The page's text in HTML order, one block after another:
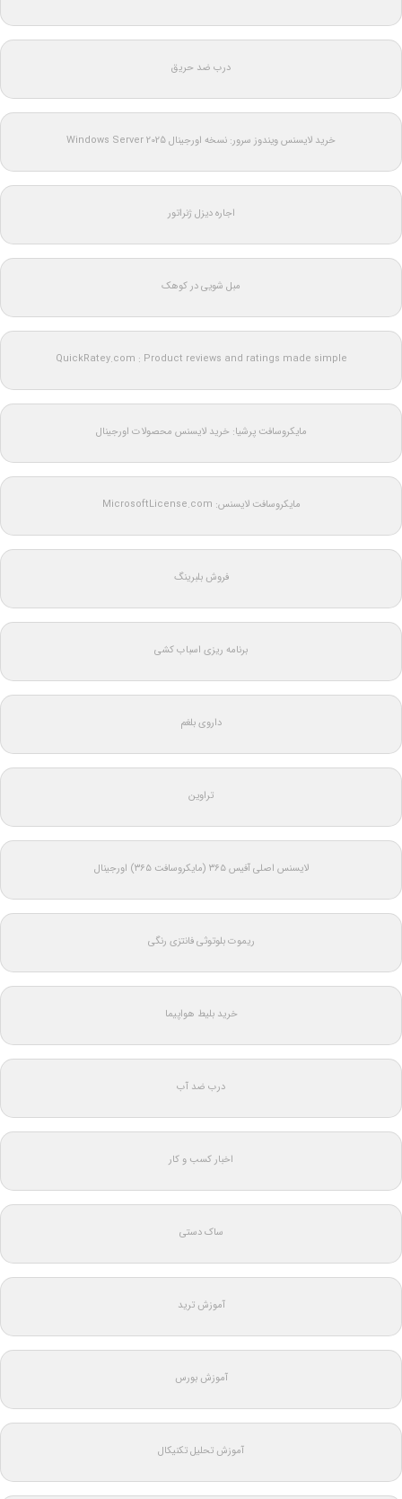
درب ضد حریق
خرید لایسنس ویندوز سرور: نسخه اورجینال Windows Server 2025
اجاره دیزل ژنراتور
مبل شویی در کوهک
QuickRatey.com : Product reviews and ratings made simple
مایکروسافت پرشیا: خرید لایسنس محصولات اورجینال
مایکروسافت لایسنس: MicrosoftLicense.com
فروش بلبرینگ
برنامه ریزی اسباب کشی
داروی بلغم
تراوین
لایسنس اصلی آفیس ۳۶۵ (مایکروسافت ۳۶۵) اورجینال
ریموت بلوتوثی فانتزی رنگی
خرید بلیط هواپیما
درب ضد آب
اخبار کسب و کار
ساک دستی
آموزش ترید
آموزش بورس
آموزش تحلیل تکنیکال